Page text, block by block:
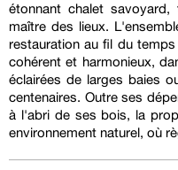
étonnant chalet
maître des lieux.
restauration au fil du
cohérent et harmonieux,
éclairées de larges baies
centenaires. Outre ses
à l'abri de ses bois, la
environnement naturel, où